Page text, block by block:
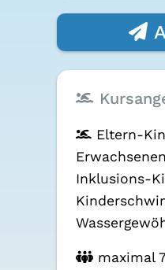
Eltern-
Inklusions-
maximal